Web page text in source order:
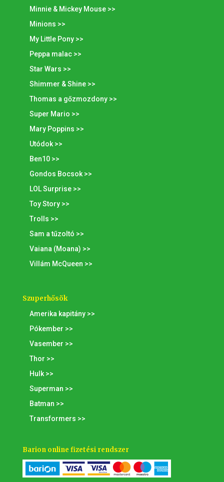
Minnie & Mickey Mouse >>
Minions >>
My Little Pony >>
Peppa malac >>
Star Wars >>
Shimmer & Shine >>
Thomas a gőzmozdony >>
Super Mario >>
Mary Poppins >>
Utódok >>
Ben10 >>
Gondos Bocsok >>
LOL Surprise >>
Toy Story >>
Trolls >>
Sam a tűzoltó >>
Vaiana (Moana) >>
Villám McQueen >>
Szuperhősök
Amerika kapitány >>
Pókember >>
Vasember >>
Thor >>
Hulk >>
Superman >>
Batman >>
Transformers >>
Barion online fizetési rendszer